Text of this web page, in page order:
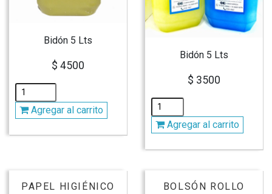
Bidón 5 Lts
$ 4500
Agregar al carrito
Bidón 5 Lts
$ 3500
Agregar al carrito
PAPEL HIGIÉNICO
BOLSÓN ROLLO